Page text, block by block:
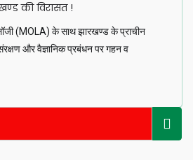
की विरासत !
(MOLA) के साथ झारखण्ड के प्राचीन
और वैज्ञानिक प्रबंधन पर गहन व